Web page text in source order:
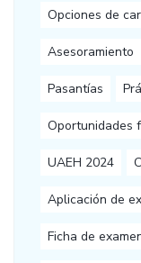
Opciones de
Asesoramiento
Pasantías
Oportunidades
UAEH 2024
Aplicación de
Ficha de